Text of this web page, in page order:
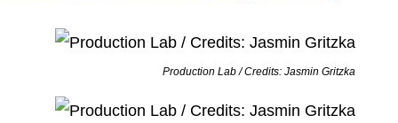
Production Lab / Credits: Jasmin Gritzka